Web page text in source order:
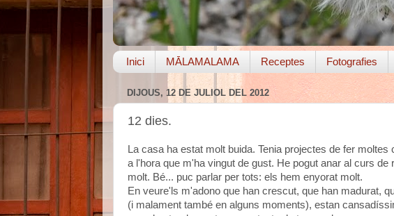
Inici MĀLAMALAMA Receptes Fotografies
DIJOUS, 12 DE JULIOL DEL 2012
12 dies.
La casa ha estat molt buida. Tenia projectes de fer
a l'hora que m'ha vingut de gust. He pogut anar al curs
molt. Bé... puc parlar per tots: els hem enyorat molt.
En veure'ls m'adono que han crescut, que han madurat,
(i malament també en alguns moments), estan